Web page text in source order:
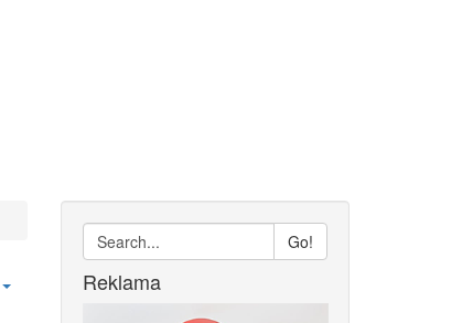
Go!
Reklama